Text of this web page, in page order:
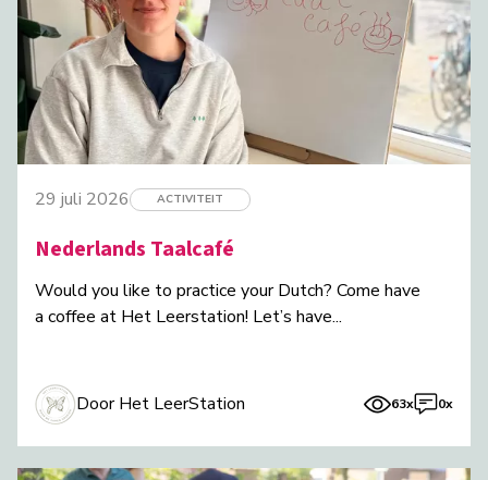
29 juli 2026 ACTIVITEIT
Nederlands Taalcafé
Would you like to practice your Dutch? Come have
a coffee at Het Leerstation! Let’s have...
Door Het LeerStation 63x 0x